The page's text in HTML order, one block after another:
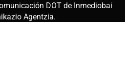
DOT de Inmediobai
Agentzia.